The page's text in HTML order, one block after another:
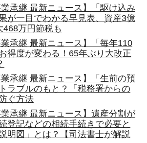
業承継 最新ニュース】「駆け込み
が一目でわかる早見表、資産3億
468万円節税も
業承継 最新ニュース】「毎年110
得度が変わる！65年ぶり大改正
業承継 最新ニュース】「生前の預
ラブルのもと？「税務署からの
ぐ方法
業承継 最新ニュース】遺産分割が
登記などの相続手続きで必要と
明図」とは？【司法書士が解説